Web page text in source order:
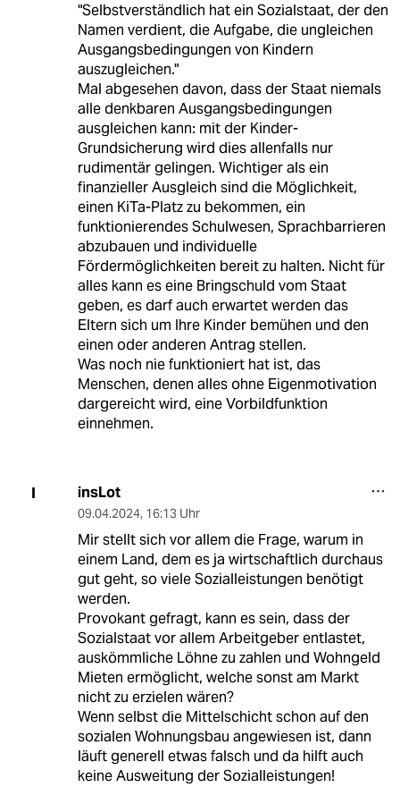
"Selbstverständlich hat ein Sozialstaat, der den
Namen verdient, die Aufgabe, die ungleichen
Ausgangsbedingungen von Kindern
auszugleichen."
Mal abgesehen davon, dass der Staat niemals
alle denkbaren Ausgangsbedingungen
ausgleichen kann: mit der Kinder-
Grundsicherung wird dies allenfalls nur
rudimentär gelingen. Wichtiger als ein
finanzieller Ausgleich sind die Möglichkeit,
einen KiTa-Platz zu bekommen, ein
funktionierendes Schulwesen, Sprachbarrieren
abzubauen und individuelle
Fördermöglichkeiten bereit zu halten. Nicht für
alles kann es eine Bringschuld vom Staat
geben, es darf auch erwartet werden das
Eltern sich um Ihre Kinder bemühen und den
einen oder anderen Antrag stellen.
Was noch nie funktioniert hat ist, das
Menschen, denen alles ohne Eigenmotivation
dargereicht wird, eine Vorbildfunktion
einnehmen.
I insLot
09.04.2024, 16:13 Uhr
Mir stellt sich vor allem die Frage, warum in
einem Land, dem es ja wirtschaftlich durchaus
gut geht, so viele Sozialleistungen benötigt
werden.
Provokant gefragt, kann es sein, dass der
Sozialstaat vor allem Arbeitgeber entlastet,
auskömmliche Löhne zu zahlen und Wohngeld
Mieten ermöglicht, welche sonst am Markt
nicht zu erzielen wären?
Wenn selbst die Mittelschicht schon auf den
sozialen Wohnungsbau angewiesen ist, dann
läuft generell etwas falsch und da hilft auch
keine Ausweitung der Sozialleistungen!